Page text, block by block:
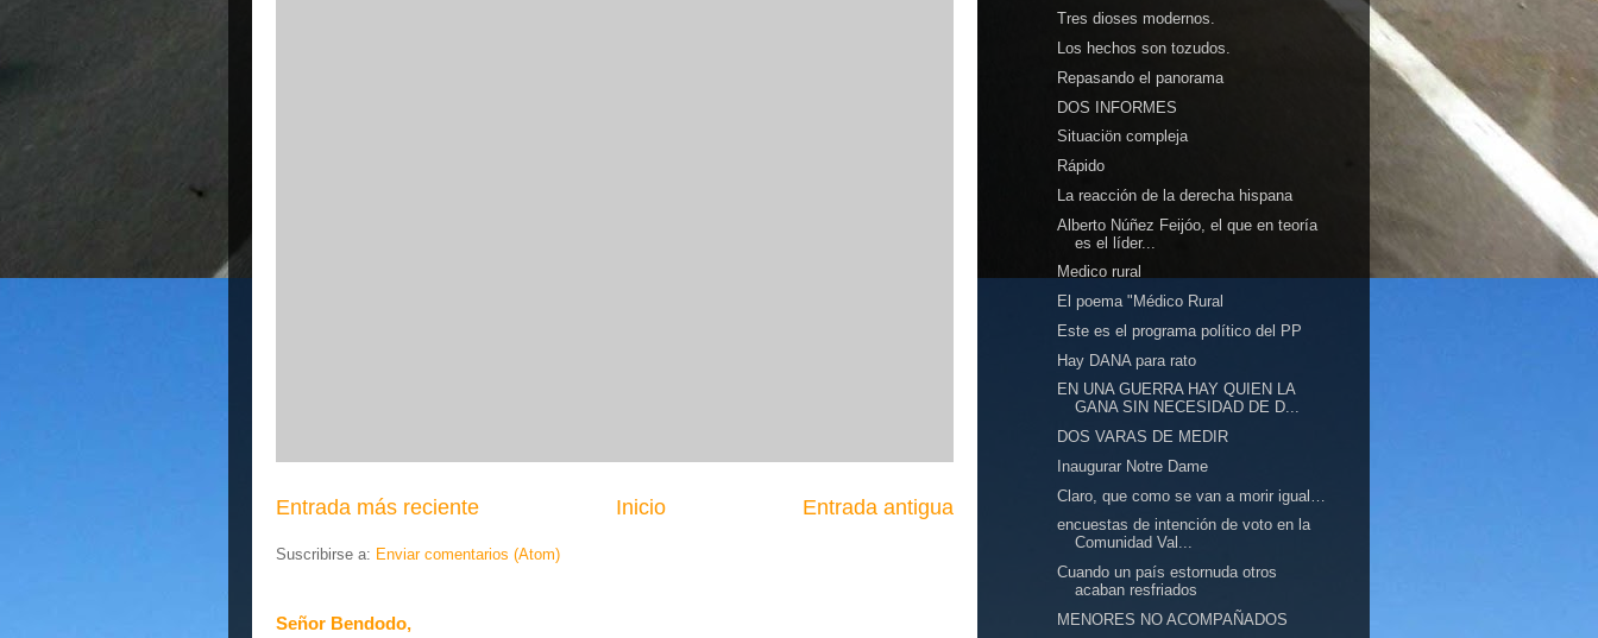
Entrada más reciente Entrada antigua
Inicio
Suscribirse a: Enviar comentarios (Atom)
Señor Bendodo,
Tres dioses modernos.
Los hechos son tozudos.
Repasando el panorama
DOS INFORMES
Situaciön compleja
Rápido
La reacción de la derecha hispana
Alberto Núñez Feijóo, el que en teoría
es el líder...
Medico rural
El poema "Médico Rural
Este es el programa político del PP
Hay DANA para rato
EN UNA GUERRA HAY QUIEN LA
GANA SIN NECESIDAD DE D...
DOS VARAS DE MEDIR
Inaugurar Notre Dame
Claro, que como se van a morir igual…
encuestas de intención de voto en la
Comunidad Val...
Cuando un país estornuda otros
acaban resfriados
MENORES NO ACOMPAÑADOS